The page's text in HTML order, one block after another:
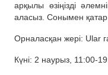
арқылы өзіңізді
аласыз. Сонымен
Орналасқан жері: Ular
Күні: 2 наурыз, 11:00-